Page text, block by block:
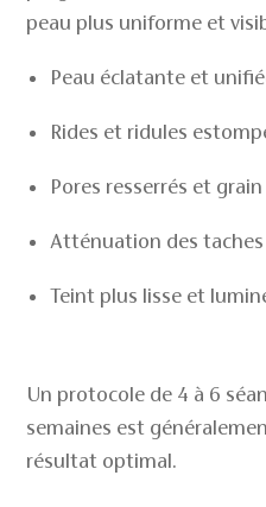
peau plus uniforme et
Peau éclatante et
Rides et ridules
Pores resserrés et
Atténuation des
Teint plus lisse et
Un protocole de 4 à 6
semaines est
résultat optimal.